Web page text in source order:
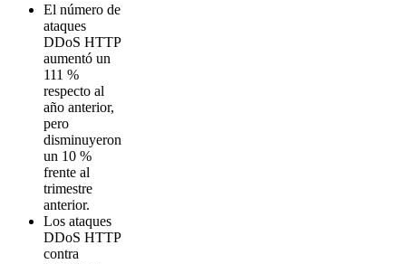
El número de
ataques
DDoS HTTP
aumentó un
111 %
respecto al
año anterior,
pero
disminuyeron
un 10 %
frente al
trimestre
anterior.
Los ataques
DDoS HTTP
contra